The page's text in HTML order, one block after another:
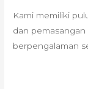
Kami memiliki
dan
berpengalaman